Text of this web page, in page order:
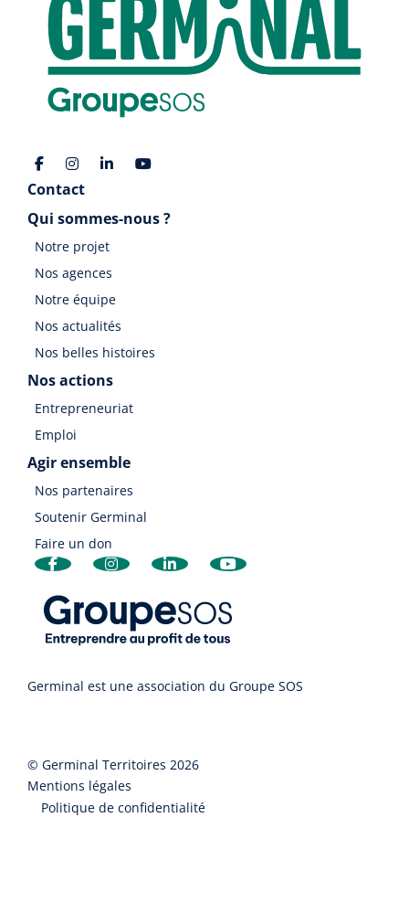
Contact
Qui sommes-nous ?
Notre projet
Nos agences
Notre équipe
Nos actualités
Nos belles histoires
Nos actions
Entrepreneuriat
Emploi
Agir ensemble
Nos partenaires
Soutenir Germinal
Faire un don
Germinal est une association du Groupe SOS
© Germinal Territoires 2026
Mentions légales
Politique de confidentialité